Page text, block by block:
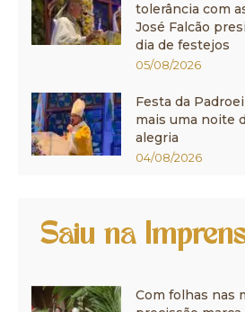
tolerância com
José Falcão
dia de festejos
05/08/2026
Festa da
mais uma noite
alegria
04/08/2026
Saiu na
Com folhas nas